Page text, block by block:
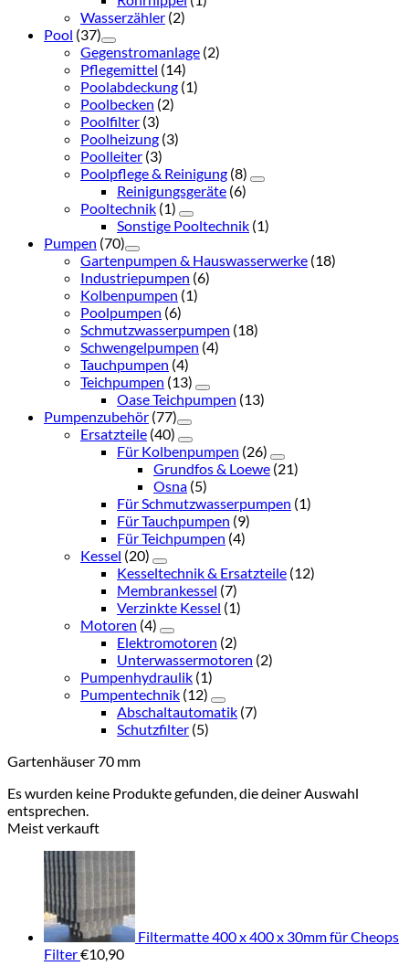
Wasserzähler (2)
Pool (37)
Gegenstromanlage (2)
Pflegemittel (14)
Poolabdeckung (1)
Poolbecken (2)
Poolfilter (3)
Poolheizung (3)
Poolleiter (3)
Poolpflege & Reinigung (8)
Reinigungsgeräte (6)
Pooltechnik (1)
Sonstige Pooltechnik (1)
Pumpen (70)
Gartenpumpen & Hauswasserwerke (18)
Industriepumpen (6)
Kolbenpumpen (1)
Poolpumpen (6)
Schmutzwasserpumpen (18)
Schwengelpumpen (4)
Tauchpumpen (4)
Teichpumpen (13)
Oase Teichpumpen (13)
Pumpenzubehör (77)
Ersatzteile (40)
Für Kolbenpumpen (26)
Grundfos & Loewe (21)
Osna (5)
Für Schmutzwasserpumpen (1)
Für Tauchpumpen (9)
Für Teichpumpen (4)
Kessel (20)
Kesseltechnik & Ersatzteile (12)
Membrankessel (7)
Verzinkte Kessel (1)
Motoren (4)
Elektromotoren (2)
Unterwassermotoren (2)
Pumpenhydraulik (1)
Pumpentechnik (12)
Abschaltautomatik (7)
Schutzfilter (5)
Gartenhäuser 70 mm
Es wurden keine Produkte gefunden, die deiner Auswahl
entsprechen.
Meist verkauft
Filtermatte 400 x 400 x 30mm für Cheops
Filter€10,90